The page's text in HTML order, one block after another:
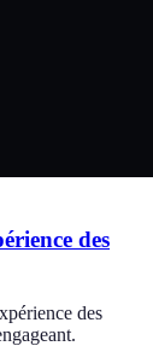
des
des